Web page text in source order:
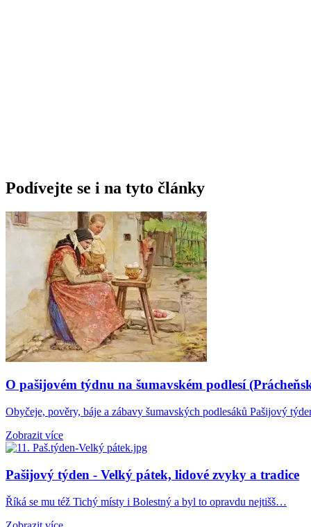
Podívejte se i na tyto články
O pašijovém týdnu na šumavském podlesí
Obyčeje, pověry, báje a zábavy šumavských podlesáků Pašijový
Zobrazit více
Pašijový týden - Velký pátek, lidové zvyky a tradice
Říká se mu též Tichý místy i Bolestný a byl to opravdu nejtišš…